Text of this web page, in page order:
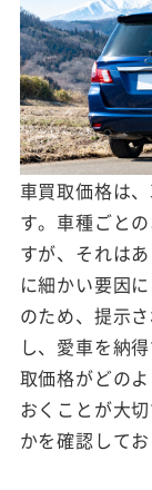
車買取価格は
す。車種ごと
すが、それは
に細かい要因
のため、提示
し、愛車を納
取価格がどの
おくことが大
かを確認してお